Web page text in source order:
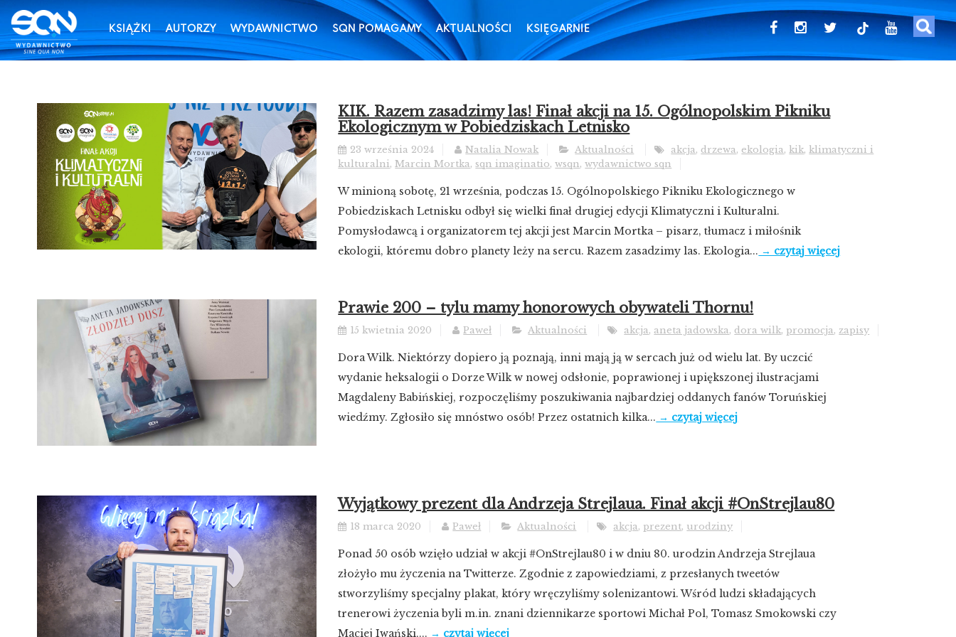
KSIĄŻKI AUTORZY WYDAWNICTWO SQN POMAGAMY AKTUALNOŚCI KSIĘGARNIE tiktok
KIK. Razem zasadzimy las! Finał akcji na 15. Ogólnopolskim Pikniku
Ekologicznym w Pobiedziskach Letnisko
23 września 2024 Natalia Nowak Aktualności akcja, drzewa, ekologia,kik,klimatyczni i
kulturalni,Marcin Mortka, sqn imaginatio,wsqn,wydawnictwo sqn
W minioną sobotę, 21 września, podczas 15. Ogólnopolskiego Pikniku Ekologicznego w
Pobiedziskach Letnisku odbył się wielki finał drugiej edycji Klimatyczni i Kulturalni.
Pomysłodawcą i organizatorem tej akcji jest Marcin Mortka – pisarz, tłumacz i miłośnik
ekologii, któremu dobro planety leży na sercu. Razem zasadzimy las. Ekologia... → czytaj więcej
Prawie 200 – tylu mamy honorowych obywateli Thornu!
15 kwietnia 2020 Paweł Aktualności akcja, aneta jadowska, dora wilk, promocja,zapisy
Dora Wilk. Niektórzy dopiero ją poznają, inni mają ją w sercach już od wielu lat. By uczcić
wydanie heksalogii o Dorze Wilk w nowej odsłonie, poprawionej i upiększonej ilustracjami
Magdaleny Babińskiej, rozpoczęliśmy poszukiwania najbardziej oddanych fanów Toruńskiej
wiedźmy. Zgłosiło się mnóstwo osób! Przez ostatnich kilka... → czytaj więcej
Wyjątkowy prezent dla Andrzeja Strejlaua. Finał akcji #OnStrejlau80
18 marca 2020 Paweł Aktualności akcja, prezent, urodziny
Ponad 50 osób wzięło udział w akcji #OnStrejlau80 i w dniu 80. urodzin Andrzeja Strejlaua
złożyło mu życzenia na Twitterze. Zgodnie z zapowiedziami, z przesłanych tweetów
stworzyliśmy specjalny plakat, który wręczyliśmy solenizantowi. Wśród ludzi składających
trenerowi życzenia byli m.in. znani dziennikarze sportowi Michał Pol, Tomasz Smokowski czy
Maciej Iwański,... → czytaj więcej